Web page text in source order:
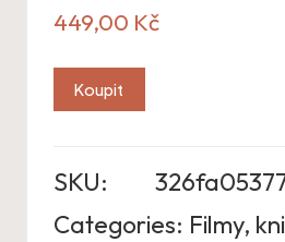
449,00 Kč
Koupit
SKU:
Categories: Filmy,